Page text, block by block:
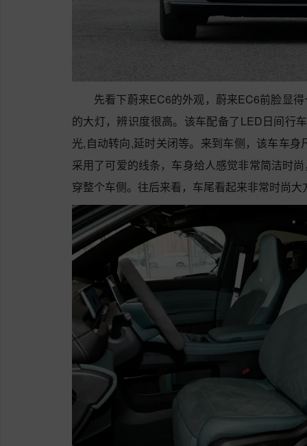
先看下蔚来EC6的外观，蔚来EC6前脸显
的大灯，辨识度很高。该车配备了LED日间行
光,自动转向,延时关闭等。来到车侧，该车车
采用了可爱的线条，车身给人感觉非常简洁时
穿整个车侧。往后来看，车尾看起来非常时尚